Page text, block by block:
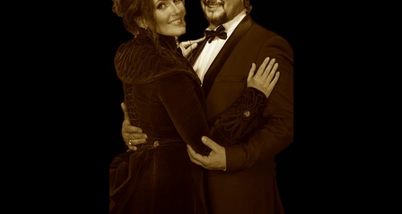
помимо диплома — портфель бизнесов
а вместо кампуса — экосистема для династий
в формате менторства и глубинного консалтинга
Dr. KURCH